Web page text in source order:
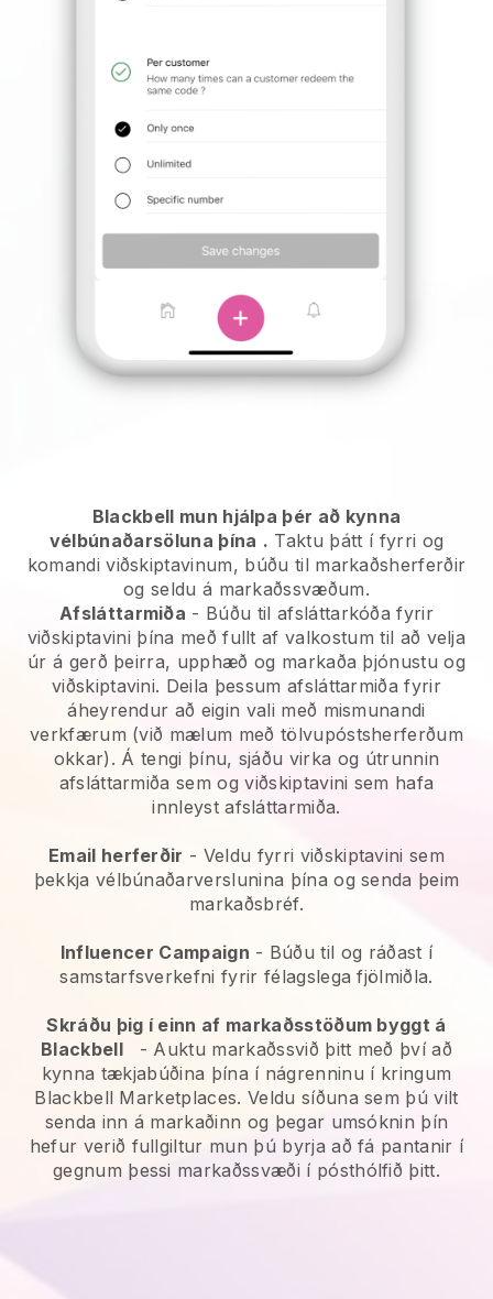
Blackbell mun hjálpa þér að kynna
vélbúnaðarsöluna þína . Taktu þátt í fyrri og
komandi viðskiptavinum, búðu til markaðsherferðir
og seldu á markaðssvæðum.
Afsláttarmiða - Búðu til afsláttarkóða fyrir
viðskiptavini þína með fullt af valkostum til að velja
úr á gerð þeirra, upphæð og markaða þjónustu og
viðskiptavini. Deila þessum afsláttarmiða fyrir
áheyrendur að eigin vali með mismunandi
verkfærum (við mælum með tölvupóstsherferðum
okkar). Á tengi þínu, sjáðu virka og útrunnin
afsláttarmiða sem og viðskiptavini sem hafa
innleyst afsláttarmiða.
Email herferðir - Veldu fyrri viðskiptavini sem
þekkja vélbúnaðarverslunina þína og senda þeim
markaðsbréf.
Influencer Campaign - Búðu til og ráðast í
samstarfsverkefni fyrir félagslega fjölmiðla.
Skráðu þig í einn af markaðsstöðum byggt á
Blackbell
- Auktu markaðssvið þitt með því að
kynna tækjabúðina þína í nágrenninu í kringum
Blackbell Marketplaces. Veldu síðuna sem þú vilt
senda inn á markaðinn og þegar umsóknin þín
hefur verið fullgiltur mun þú byrja að fá pantanir í
gegnum þessi markaðssvæði í pósthólfið þitt.